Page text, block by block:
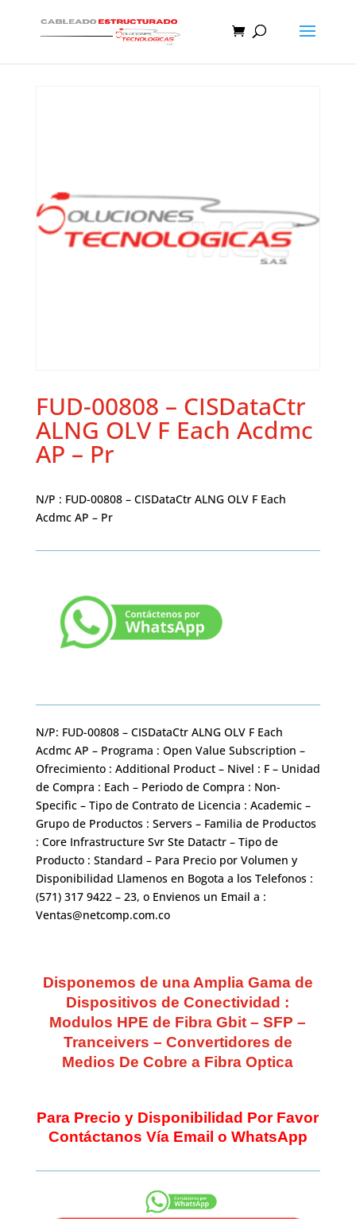
FUD-00808 – CISDataCtr
ALNG OLV F Each Acdmc
AP – Pr
N/P : FUD-00808 – CISDataCtr ALNG OLV F Each
Acdmc AP – Pr
N/P: FUD-00808 – CISDataCtr ALNG OLV F Each
Acdmc AP – Programa : Open Value Subscription –
Ofrecimiento : Additional Product – Nivel : F – Unidad
de Compra : Each – Periodo de Compra : Non-
Specific – Tipo de Contrato de Licencia : Academic –
Grupo de Productos : Servers – Familia de Productos
: Core Infrastructure Svr Ste Datactr – Tipo de
Producto : Standard – Para Precio por Volumen y
Disponibilidad Llamenos en Bogota a los Telefonos :
(571) 317 9422 – 23, o Envienos un Email a :
Ventas@netcomp.com.co
Disponemos de una Amplia Gama de
Dispositivos de Conectividad :
Modulos HPE de Fibra Gbit – SFP –
Tranceivers – Convertidores de
Medios De Cobre a Fibra Optica
Para Precio y Disponibilidad Por Favor
Contáctanos Vía Email o WhatsApp